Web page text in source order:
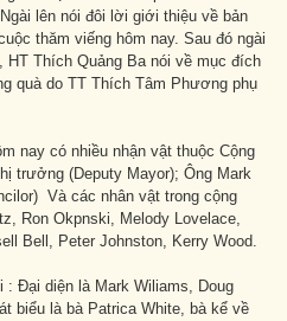
lên nói đôi lời giới thiệu về bản
thăm viếng hôm nay. Sau đó ngài
Thích Quảng Ba nói về mục đích
quà do TT Thích Tâm Phương phụ
có nhiều nhận vật thuộc Cộng
trưởng (Deputy Mayor); Ông Mark
Và các nhân vật trong cộng
Ron Okpnski, Melody Lovelace,
Bell, Peter Johnston, Kerry Wood.
Đại diện là Mark Wiliams, Doug
biểu là bà Patrica White, bà kể về